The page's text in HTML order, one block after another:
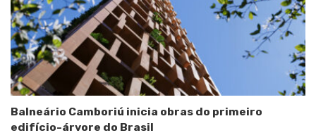
Balneário Camboriú inicia obras do primeiro
edifício-árvore do Brasil